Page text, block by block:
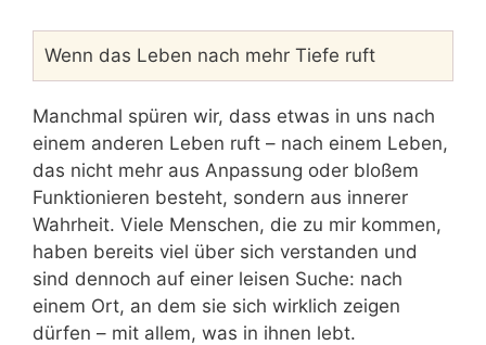
Wenn das Leben nach mehr Tiefe ruft
Manchmal spüren wir, dass etwas in uns nach
einem anderen Leben ruft – nach einem Leben,
das nicht mehr aus Anpassung oder bloßem
Funktionieren besteht, sondern aus innerer
Wahrheit. Viele Menschen, die zu mir kommen,
haben bereits viel über sich verstanden und
sind dennoch auf einer leisen Suche: nach
einem Ort, an dem sie sich wirklich zeigen
dürfen – mit allem, was in ihnen lebt.